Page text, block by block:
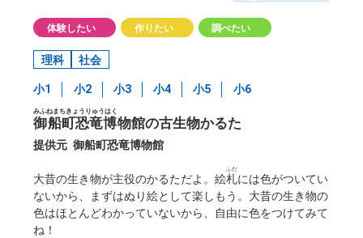
体験したい 作りたい 調べたい
理科 社会
小1 小2 小3 小4 小5 小6
御船町恐竜博
みふねまちきょうりゅうはく
物館の古生物かるた
提供元 御船町恐竜博物館
大昔の生き物が主役のかるただよ。絵札
ふだ
には色がついてい
ないから、まずはぬり絵として楽しもう。大昔の生き物の
色はほとんどわかっていないから、自由に色をつけてみて
ね！